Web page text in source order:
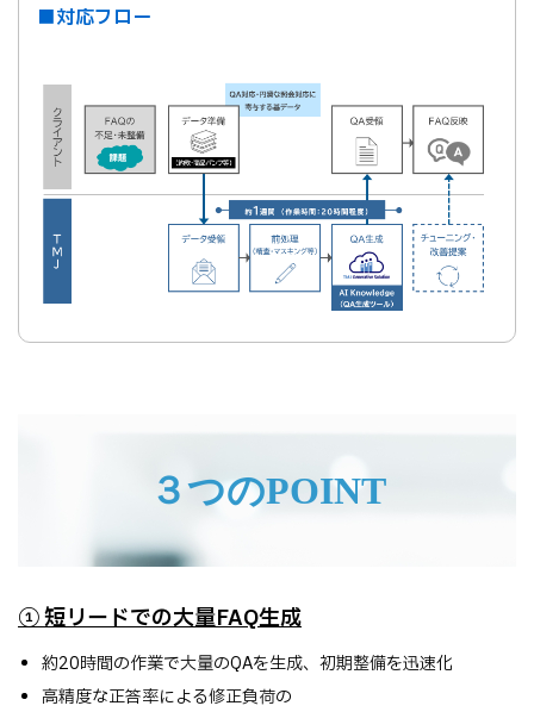
■対応フロー
３つのPOINT
① 短リードでの大量FAQ生成
約20時間の作業で大量のQAを生成、初期整備を迅速化
高精度な正答率による修正負荷の